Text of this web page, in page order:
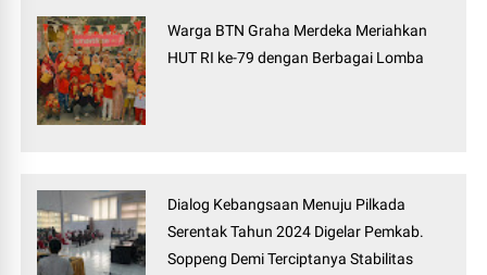
Warga BTN Graha Merdeka Meriahkan
HUT RI ke-79 dengan Berbagai Lomba
Dialog Kebangsaan Menuju Pilkada
Serentak Tahun 2024 Digelar Pemkab.
Soppeng Demi Terciptanya Stabilitas